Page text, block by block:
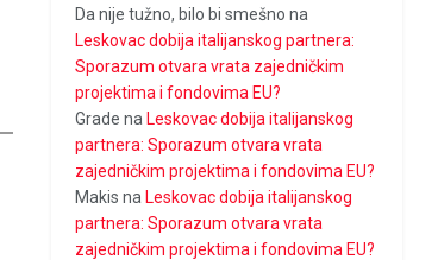
Da nije tužno, bilo bi smešno na
Leskovac dobija italijanskog partnera:
Sporazum otvara vrata zajedničkim
projektima i fondovima EU?
Grade na Leskovac dobija italijanskog
partnera: Sporazum otvara vrata
zajedničkim projektima i fondovima EU?
Makis na Leskovac dobija italijanskog
partnera: Sporazum otvara vrata
zajedničkim projektima i fondovima EU?